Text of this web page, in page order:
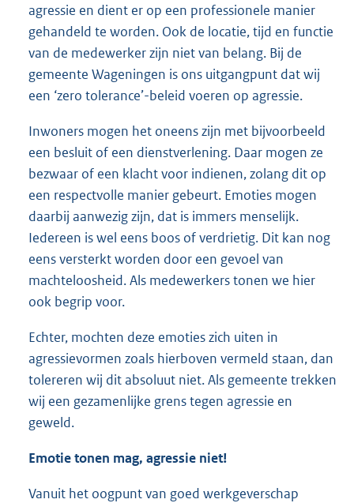
agressie en dient er op een professionele manier
gehandeld te worden. Ook de locatie, tijd en functie
van de medewerker zijn niet van belang. Bij de
gemeente Wageningen is ons uitgangpunt dat wij
een ‘zero tolerance’-beleid voeren op agressie.
Inwoners mogen het oneens zijn met bijvoorbeeld
een besluit of een dienstverlening. Daar mogen ze
bezwaar of een klacht voor indienen, zolang dit op
een respectvolle manier gebeurt. Emoties mogen
daarbij aanwezig zijn, dat is immers menselijk.
Iedereen is wel eens boos of verdrietig. Dit kan nog
eens versterkt worden door een gevoel van
machteloosheid. Als medewerkers tonen we hier
ook begrip voor.
Echter, mochten deze emoties zich uiten in
agressievormen zoals hierboven vermeld staan, dan
tolereren wij dit absoluut niet. Als gemeente trekken
wij een gezamenlijke grens tegen agressie en
geweld.
Emotie tonen mag, agressie niet!
Vanuit het oogpunt van goed werkgeverschap